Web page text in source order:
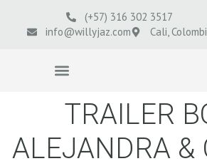
(+57) 316 302 3517
info@willyjaz.com
Cali,
TRAILER
ALEJANDRA &